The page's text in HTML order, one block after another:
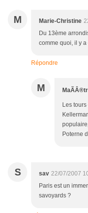
M Marie-Christine
Du 13ème
comme quoi, il y
Répondre
M
Les
Poterne
S sav 22/07/2007
Paris est un
savoyards ?